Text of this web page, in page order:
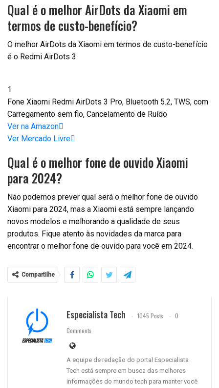
Qual é o melhor AirDots da Xiaomi em
termos de custo-benefício?
O melhor AirDots da Xiaomi em termos de custo-benefício
é o Redmi AirDots 3.
1
Fone Xiaomi Redmi AirDots 3 Pro, Bluetooth 5.2, TWS, com
Carregamento sem fio, Cancelamento de Ruído
Ver na Amazon
Ver Mercado Livre
Qual é o melhor fone de ouvido Xiaomi
para 2024?
Não podemos prever qual será o melhor fone de ouvido
Xiaomi para 2024, mas a Xiaomi está sempre lançando
novos modelos e melhorando a qualidade de seus
produtos. Fique atento às novidades da marca para
encontrar o melhor fone de ouvido para você em 2024.
Compartilhe
Especialista Tech 1045 Posts
0
Comments
A equipe de redação do portal Especialista
Tech está sempre em busca das melhores
informações do mundo tech para manter você